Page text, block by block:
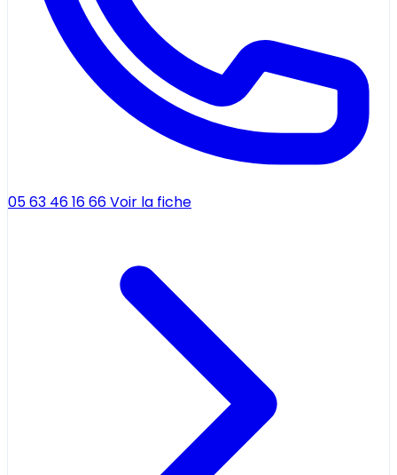
05 63 46 16 66Voir la fiche